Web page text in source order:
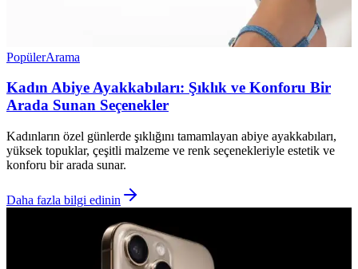
PopülerArama
Kadın Abiye Ayakkabıları: Şıklık ve Konforu Bir
Arada Sunan Seçenekler
Kadınların özel günlerde şıklığını tamamlayan abiye ayakkabıları,
yüksek topuklar, çeşitli malzeme ve renk seçenekleriyle estetik ve
konforu bir arada sunar.
Daha fazla bilgi edinin